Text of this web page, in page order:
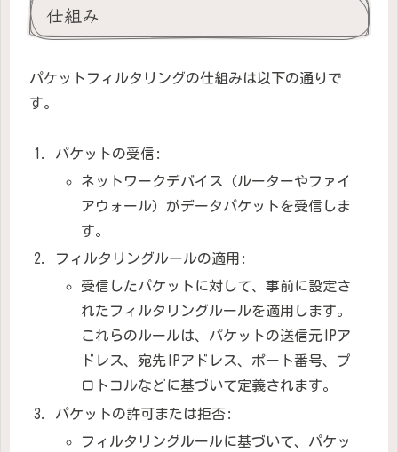
仕組み
パケットフィルタリングの仕組みは以下の通りで
す。
パケットの受信:
ネットワークデバイス（ルーターやファイ
アウォール）がデータパケットを受信しま
す。
フィルタリングルールの適用:
受信したパケットに対して、事前に設定さ
れたフィルタリングルールを適用します。
これらのルールは、パケットの送信元IPア
ドレス、宛先IPアドレス、ポート番号、プ
ロトコルなどに基づいて定義されます。
パケットの許可または拒否:
フィルタリングルールに基づいて、パケッ